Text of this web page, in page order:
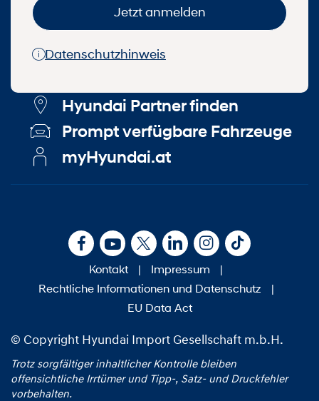
Jetzt anmelden
Datenschutzhinweis
Hyundai Partner finden
Prompt verfügbare Fahrzeuge
myHyundai.at
Kontakt | Impressum
|
Rechtliche Informationen und Datenschutz
|
EU Data Act
© Copyright Hyundai Import Gesellschaft m.b.H.
Trotz sorgfältiger inhaltlicher Kontrolle bleiben
offensichtliche Irrtümer und Tipp‑, Satz‑ und Druckfehler
vorbehalten.